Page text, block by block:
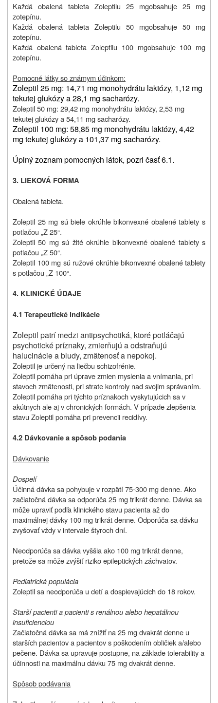
Každá obalená tableta Zoleptilu 25 mgobsahuje 25 mg
zotepínu.
Každá obalená tableta Zoleptilu 50 mgobsahuje 50 mg
zotepínu.
Každá obalená tableta Zoleptilu 100 mgobsahuje 100 mg
zotepínu.
Pomocné látky so známym účinkom:
Zoleptil 25 mg: 14,71 mg monohydrátu laktózy, 1,12 mg
tekutej glukózy a 28,1 mg sacharózy.
Zoleptil 50 mg: 29,42 mg monohydrátu laktózy, 2,53 mg
tekutej glukózy a 54,11 mg sacharózy.
Zoleptil 100 mg: 58,85 mg monohydrátu laktózy, 4,42
mg tekutej glukózy a 101,37 mg sacharózy.
Úplný zoznam pomocných látok, pozri časť 6.1.
3. LIEKOVÁ FORMA
Obalená tableta.
Zoleptil 25 mg sú biele okrúhle bikonvexné obalené tablety s
potlačou „Z 25“.
Zoleptil 50 mg sú žlté okrúhle bikonvexné obalené tablety s
potlačou „Z 50“.
Zoleptil 100 mg sú ružové okrúhle bikonvexné obalené tablety
s potlačou „Z 100“.
4. KLINICKÉ ÚDAJE
4.1 Terapeutické indikácie
Zoleptil patrí medzi antipsychotiká, ktoré potláčajú
psychotické príznaky, zmierňujú a odstraňujú
halucinácie a bludy, zmätenosť a nepokoj.
Zoleptil je určený na liečbu schizofrénie.
Zoleptil pomáha pri úprave zmien myslenia a vnímania, pri
stavoch zmätenosti, pri strate kontroly nad svojim správaním.
Zoleptil pomáha pri týchto príznakoch vyskytujúcich sa v
akútnych ale aj v chronických formách. V prípade zlepšenia
stavu Zoleptil pomáha pri prevencii recidívy.
4.2 Dávkovanie a spôsob podania
Dávkovanie
Dospelí
Účinná dávka sa pohybuje v rozpätí 75-300 mg denne. Ako
začiatočná dávka sa odporúča 25 mg trikrát denne. Dávka sa
môže upraviť podľa klinického stavu pacienta až do
maximálnej dávky 100 mg trikrát denne. Odporúča sa dávku
zvyšovať vždy v intervale štyroch dní.
Neodporúča sa dávka vyššia ako 100 mg trikrát denne,
pretože sa môže zvýšiť riziko epileptických záchvatov.
Pediatrická populácia
Zoleptil sa neodporúča u detí a dospievajúcich do 18 rokov.
Starší pacienti a pacienti s renálnou alebo hepatálnou
insuficienciou
Začiatočná dávka sa má znížiť na 25 mg dvakrát denne u
starších pacientov a pacientov s poškodením obličiek a/alebo
pečene. Dávka sa upravuje postupne, na základe tolerability a
účinnosti na maximálnu dávku 75 mg dvakrát denne.
Spôsob podávania